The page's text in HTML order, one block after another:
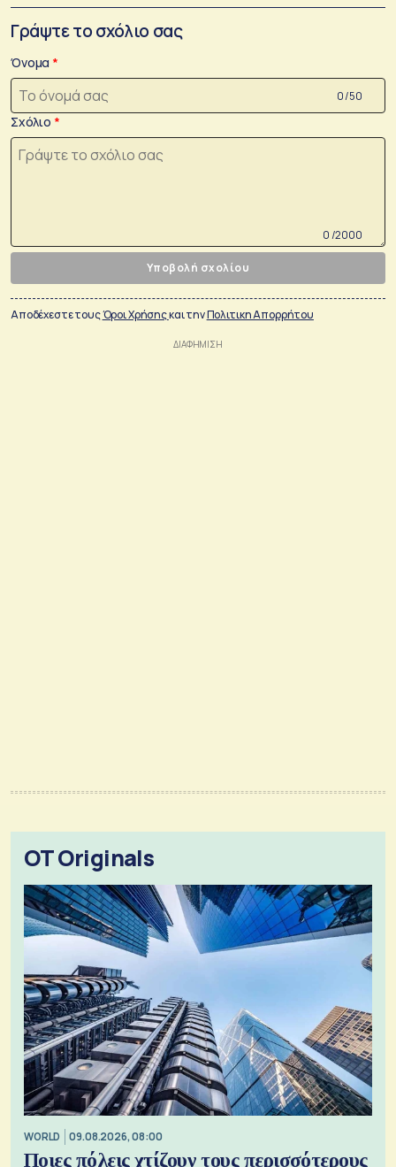
Γράψτε το σχόλιο σας
Όνομα
0 /50
Σχόλιο
0 /2000
Υποβολή σχολίου
Αποδέχεστε τουςΌροι Χρήσηςκαι τηνΠολιτικη Απορρήτου
OT Originals
WORLD 09.08.2026, 08:00
Ποιες πόλεις χτίζουν τους περισσότερους